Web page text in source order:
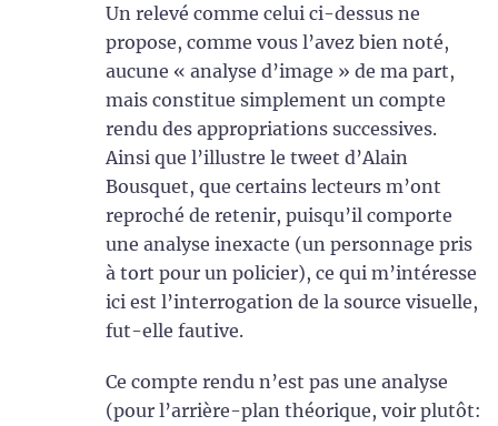
Un relevé comme celui ci-dessus ne
propose, comme vous l’avez bien noté,
aucune « analyse d’image » de ma part,
mais constitue simplement un compte
rendu des appropriations successives.
Ainsi que l’illustre le tweet d’Alain
Bousquet, que certains lecteurs m’ont
reproché de retenir, puisqu’il comporte
une analyse inexacte (un personnage pris
à tort pour un policier), ce qui m’intéresse
ici est l’interrogation de la source visuelle,
fut-elle fautive.
Ce compte rendu n’est pas une analyse
(pour l’arrière-plan théorique, voir plutôt: